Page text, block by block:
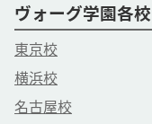
ヴォーグ学園各校
東京校
横浜校
名古屋校